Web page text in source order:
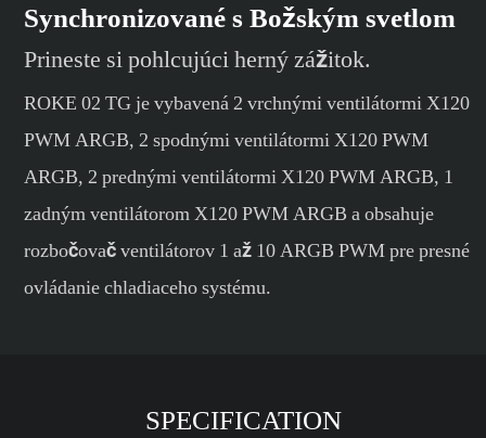
Synchronizované s Božským svetlom
Prineste si pohlcujúci herný zážitok.
ROKE 02 TG je vybavená 2 vrchnými ventilátormi X120
PWM ARGB, 2 spodnými ventilátormi X120 PWM
ARGB, 2 prednými ventilátormi X120 PWM ARGB, 1
zadným ventilátorom X120 PWM ARGB a obsahuje
rozbočovač ventilátorov 1 až 10 ARGB PWM pre presné
ovládanie chladiaceho systému.
SPECIFICATION